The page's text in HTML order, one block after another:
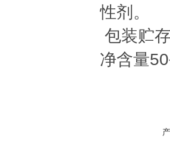
性剂。
包装贮
净含量